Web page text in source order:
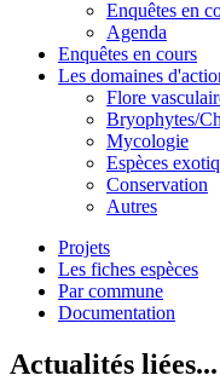
Enquêtes en
Agenda
Enquêtes en cours
Les domaines
Flore
Bryophytes/
Mycologie
Espèces
Conservation
Autres
Projets
Les fiches espèces
Par commune
Documentation
Actualités liées...